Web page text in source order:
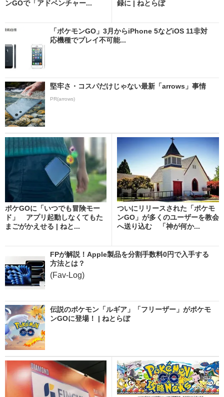
ンGOで「アドベンチャー... 録に | ねとらぼ
「ポケモンGO」3月からiPhone 5などiOS 11非対
応機種でプレイ不可能...
堅牢さ・コスパだけじゃない最新「arrows」事情
PR(arrows)
ポケGOに「いつでも冒険モー
ド」 アプリ起動しなくてもた
まごがかえせる | ねと...
ついにリリースされた「ポケモ
ンGO」が多くのユーザーを教会
へ送り込む 「神が何か...
FPが解説！Apple製品を分割手数料0円で入手する
方法とは？
(Fav-Log)
伝説のポケモン「ルギア」「フリーザー」がポケモ
ンGOに登場！ | ねとらぼ